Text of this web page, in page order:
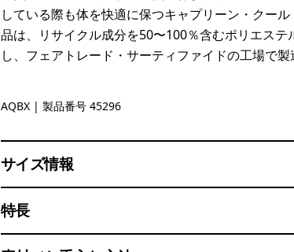
している際も体を快適に保つキャプリーン・クー
品は、リサイクル成分を50〜100％含むポリエステ
し、フェアトレード・サーティファイドの工場で製
Aquatic Blue - Light Aquatic Blue X-Dye
AQBX | 製品番号 45296
サイズ情報
特長